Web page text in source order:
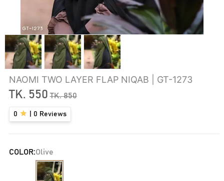
NAOMI TWO LAYER FLAP NIQAB | GT-1273
TK. 550 TK.850
0 0 Reviews
COLOR:Olive